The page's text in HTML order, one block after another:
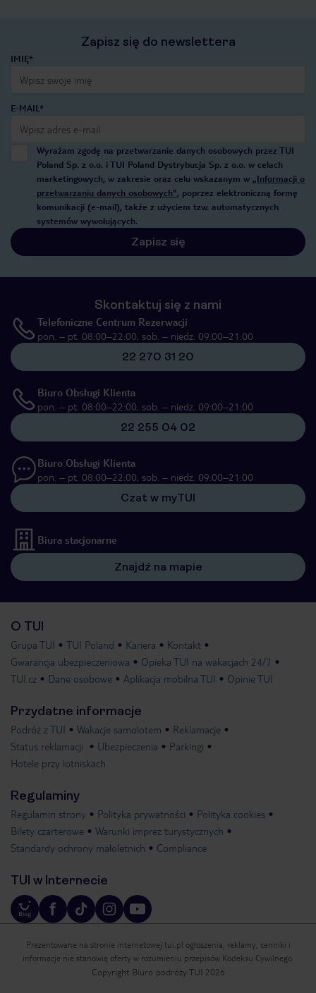
Zapisz się do newslettera
IMIĘ*
E-MAIL*
Wyrażam zgodę na przetwarzanie danych osobowych przez TUI
Poland Sp. z o.o. i TUI Poland Dystrybucja Sp. z o.o. w celach
marketingowych, w zakresie oraz celu wskazanym w „Informacji o
przetwarzaniu danych osobowych”, poprzez elektroniczną formę
komunikacji (e-mail), także z użyciem tzw. automatycznych
systemów wywołujących.
Zapisz się
Skontaktuj się z nami
Telefoniczne Centrum Rezerwacji
pon. – pt. 08:00–22:00, sob. – niedz. 09:00–21:00
22 270 31 20
Biuro Obsługi Klienta
pon. – pt. 08:00–22:00, sob. – niedz. 09:00–21:00
22 255 04 02
Biuro Obsługi Klienta
pon. – pt. 08:00–22:00, sob. – niedz. 09:00–21:00
Czat w myTUI
Biura stacjonarne
Znajdź na mapie
O TUI
Grupa TUI TUI Poland Kariera
Kontakt
Gwarancja ubezpieczeniowa
Opieka TUI na wakacjach 24/7
TUI.cz
Dane osobowe Aplikacja mobilna TUI Opinie TUI
Przydatne informacje
Podróż z TUI Wakacje samolotem
Reklamacje
Status reklamacji
Ubezpieczenia
Parkingi
Hotele przy lotniskach
Regulaminy
Regulamin strony Polityka prywatności
Polityka cookies
Bilety czarterowe
Warunki imprez turystycznych
Standardy ochrony małoletnich
Compliance
TUI w Internecie
Prezentowane na stronie internetowej tui.pl ogłoszenia, reklamy, cenniki i
informacje nie stanowią oferty w rozumieniu przepisów Kodeksu Cywilnego.
Copyright Biuro podróży TUI 2026